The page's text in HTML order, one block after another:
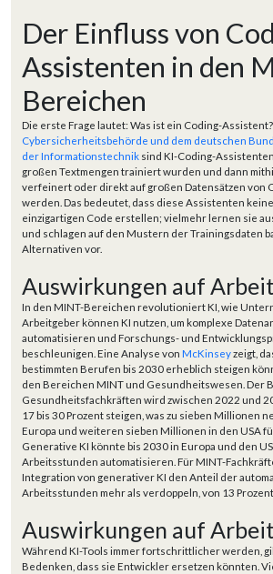
Der Einfluss von
Assistenten in den
Bereichen
Die erste Frage lautet: Was ist ein Coding-
Cybersicherheitsbehörde und dem deutschen
der Informationstechnik sind KI-Coding-
großen Textmengen trainiert wurden und dann
verfeinert oder direkt auf großen Datensätzen von
werden. Das bedeutet, dass diese Assistenten
einzigartigen Code erstellen; vielmehr lernen sie
und schlagen auf den Mustern der Trainingsdaten
Alternativen vor.
Auswirkungen auf
In den MINT-Bereichen revolutioniert KI, wie
Arbeitgeber können KI nutzen, um komplexe
automatisieren und Forschungs- und
beschleunigen. Eine Analyse von McKinseyzeigt,
bestimmten Berufen bis 2030 erheblich steigen
den Bereichen MINT und Gesundheitswesen. Der
Gesundheitsfachkräften wird zwischen 2022 und
17 bis 30 Prozent steigen, was zu sieben Millionen
Europa und weiteren sieben Millionen in den USA
Generative KI könnte bis 2030 in Europa und den
Arbeitsstunden automatisieren. Für MINT-
Integration von generativer KI den Anteil der
Arbeitsstunden mehr als verdoppeln, von 13
Auswirkungen auf
Während KI-Tools immer fortschrittlicher werden,
Bedenken, dass sie Entwickler ersetzen könnten.